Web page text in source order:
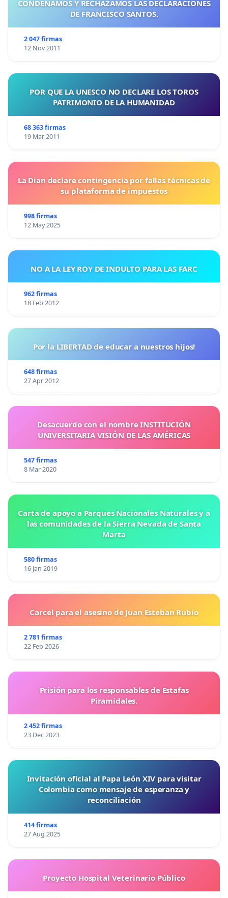
CONDENAMOS Y RECHAZAMOS LAS DECLARACIONES
DE FRANCISCO SANTOS.
2 047 firmas
12 Nov 2011
POR QUE LA UNESCO NO DECLARE LOS TOROS
PATRIMONIO DE LA HUMANIDAD
68 363 firmas
19 Mar 2011
La Dian declare contingencia por fallas técnicas de
su plataforma de impuestos
998 firmas
12 May 2025
NO A LA LEY ROY DE INDULTO PARA LAS FARC
962 firmas
18 Feb 2012
Por la LIBERTAD de educar a nuestros hijos!
648 firmas
27 Apr 2012
Desacuerdo con el nombre INSTITUCIÓN
UNIVERSITARIA VISIÓN DE LAS AMÉRICAS
547 firmas
8 Mar 2020
Carta de apoyo a Parques Nacionales Naturales y a
las comunidades de la Sierra Nevada de Santa
Marta
580 firmas
16 Jan 2019
Carcel para el asesino de Juan Esteban Rubio
2 781 firmas
22 Feb 2026
Prisión para los responsables de Estafas
Piramidales.
2 452 firmas
23 Dec 2023
Invitación oficial al Papa León XIV para visitar
Colombia como mensaje de esperanza y
reconciliación
414 firmas
27 Aug 2025
Proyecto Hospital Veterinario Público